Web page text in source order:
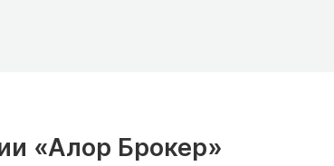
«Алор Брокер»